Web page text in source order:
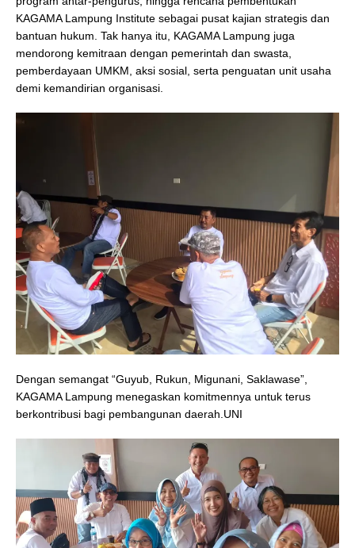
KAGAMA Lampung Institute sebagai pusat kajian strategis dan
bantuan hukum. Tak hanya itu, KAGAMA Lampung juga
mendorong kemitraan dengan pemerintah dan swasta,
pemberdayaan UMKM, aksi sosial, serta penguatan unit usaha
demi kemandirian organisasi.
Dengan semangat “Guyub, Rukun, Migunani, Saklawase”,
KAGAMA Lampung menegaskan komitmennya untuk terus
berkontribusi bagi pembangunan daerah.UNI